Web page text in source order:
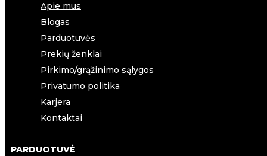
Apie mus
Blogas
Parduotuvės
Prekių ženklai
Pirkimo/grąžinimo sąlygos
Privatumo politika
Karjera
Kontaktai
PARDUOTUVĖ